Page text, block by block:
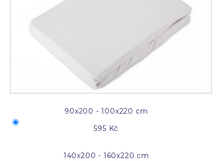
90x200 - 100x220 cm
595 Kč
140x200 - 160x220 cm